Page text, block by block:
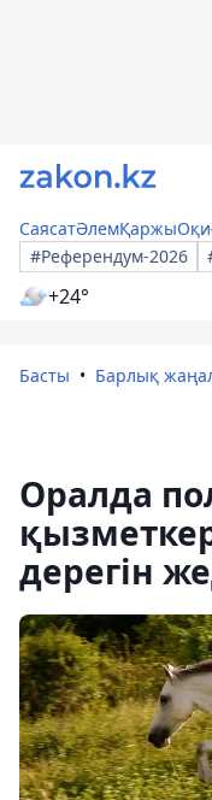
СаясатӘлемҚаржы
#Референдум-2026
+24°
Басты Барлық
Оралда
дерегін